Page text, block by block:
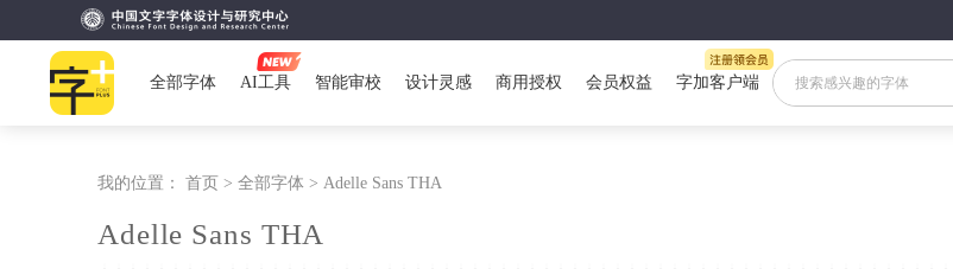
全部字体 AI工具 智能审校 设计灵感 商用授权 会员权益 字加客户端
我的位置： 首页 > 全部字体 > Adelle Sans THA
Adelle Sans THA